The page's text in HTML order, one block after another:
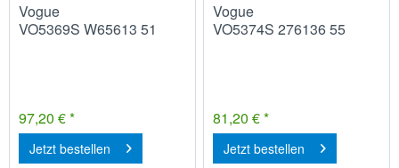
Vogue
VO5369S W65613 51
97,20 € *
Jetzt bestellen
Vogue
VO5374S 276136 55
81,20 € *
Jetzt bestellen